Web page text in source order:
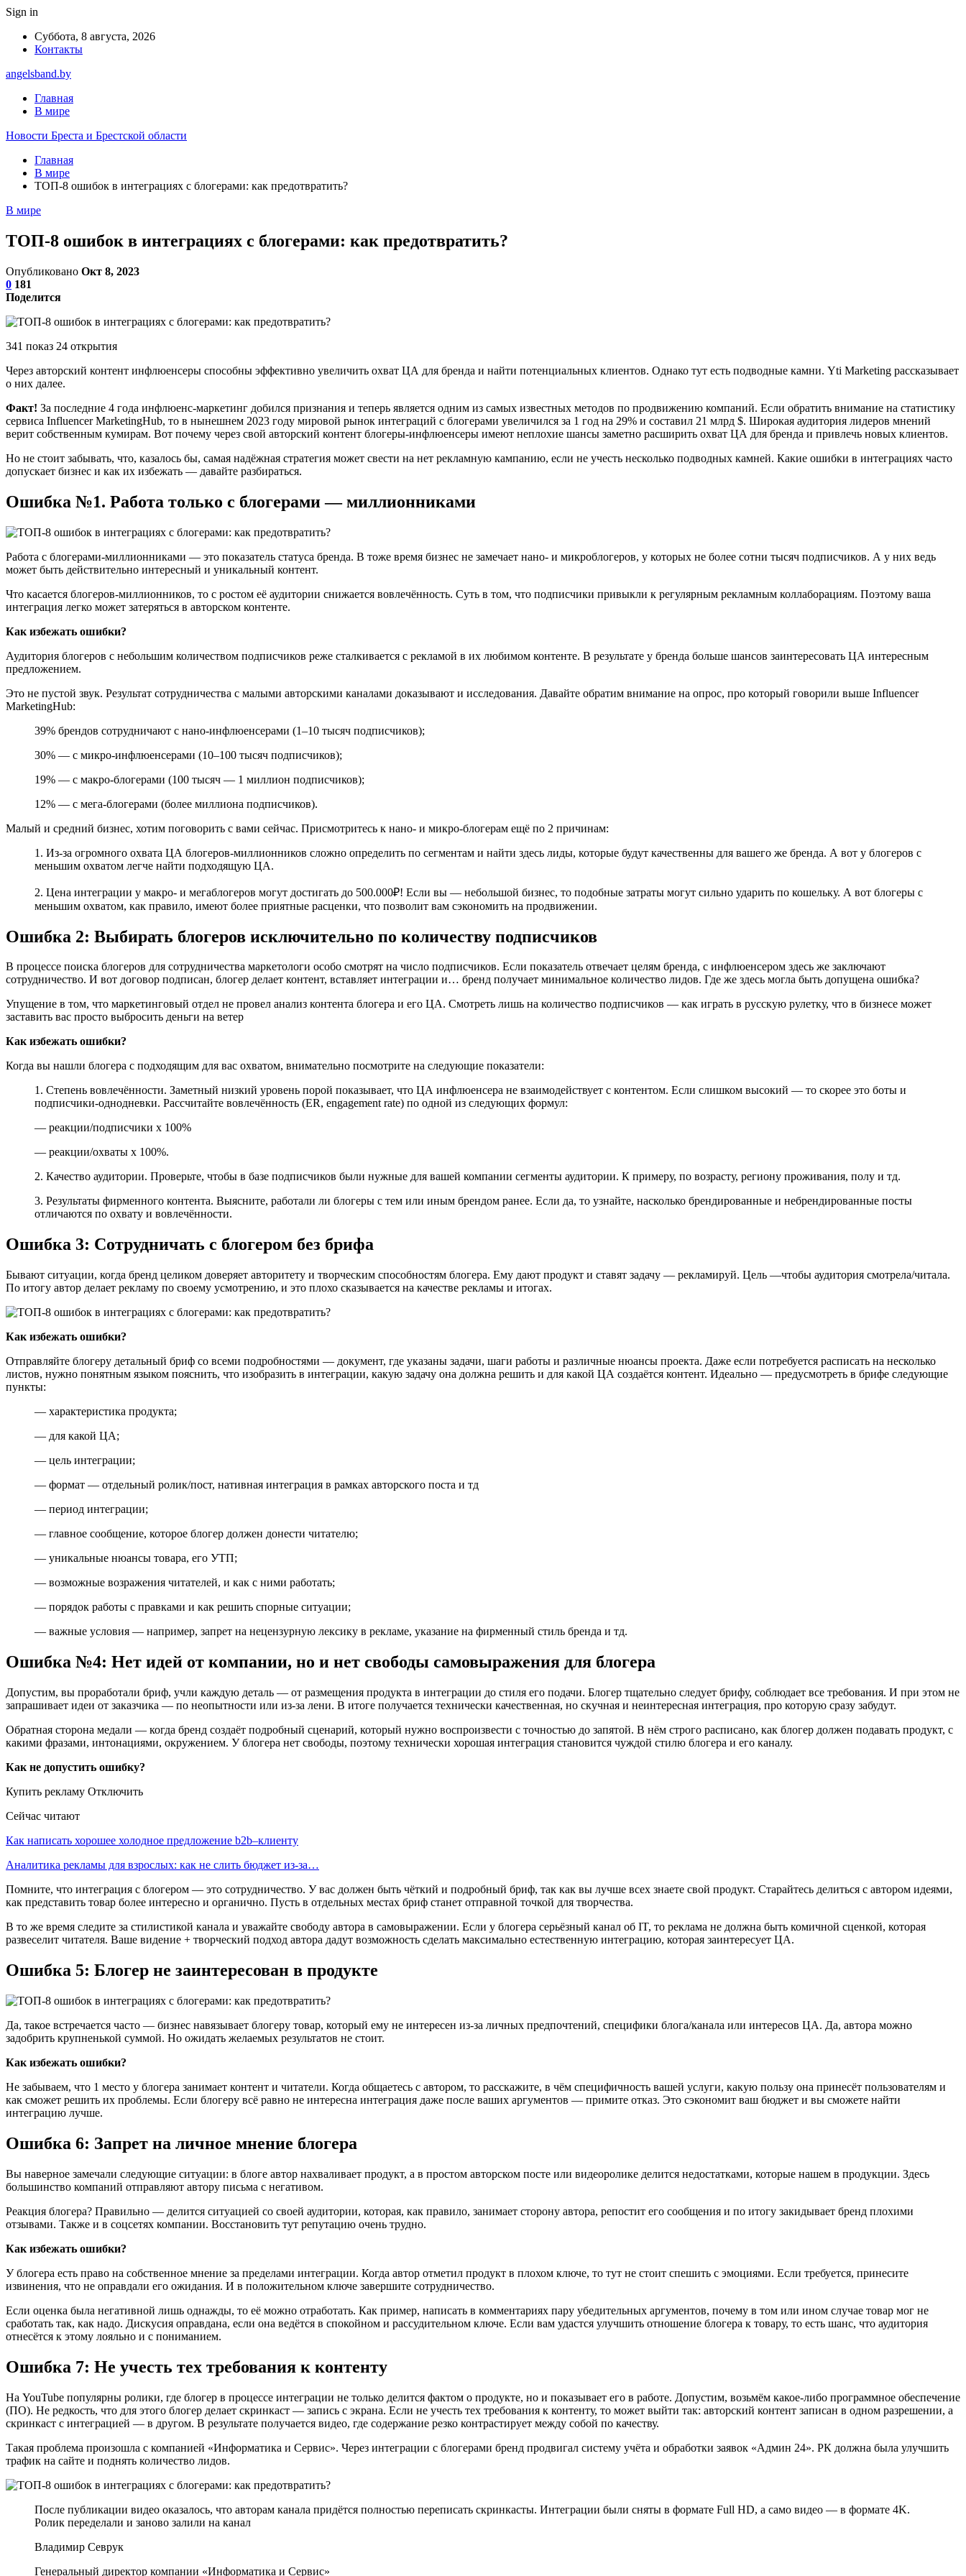
Sign in
Суббота, 8 августа, 2026
Контакты
angelsband.by
Главная
В мире
Новости Бреста и Брестской области
Главная
В мире
ТОП-8 ошибок в интеграциях с блогерами: как предотвратить?
В мире
ТОП-8 ошибок в интеграциях с блогерами: как предотвратить?
Опубликовано Окт 8, 2023
0 181
Поделится
341 показ 24 открытия
Через авторский контент инфлюенсеры способны эффективно увеличить охват ЦА для бренда и найти потенциальных клиентов. Однако тут есть подводные камни. Yti Marketing рассказывает
о них далее.
Факт! За последние 4 года инфлюенс-маркетинг добился признания и теперь является одним из самых известных методов по продвижению компаний. Если обратить внимание на статистику
сервиса Influencer MarketingHub, то в нынешнем 2023 году мировой рынок интеграций с блогерами увеличился за 1 год на 29% и составил 21 млрд $. Широкая аудитория лидеров мнений
верит собственным кумирам. Вот почему через свой авторский контент блогеры-инфлюенсеры имеют неплохие шансы заметно расширить охват ЦА для бренда и привлечь новых клиентов.
Но не стоит забывать, что, казалось бы, самая надёжная стратегия может свести на нет рекламную кампанию, если не учесть несколько подводных камней. Какие ошибки в интеграциях часто
допускает бизнес и как их избежать — давайте разбираться.
Ошибка №1. Работа только с блогерами — миллионниками
Работа с блогерами-миллионниками — это показатель статуса бренда. В тоже время бизнес не замечает нано- и микроблогеров, у которых не более сотни тысяч подписчиков. А у них ведь
может быть действительно интересный и уникальный контент.
Что касается блогеров-миллионников, то с ростом её аудитории снижается вовлечённость. Суть в том, что подписчики привыкли к регулярным рекламным коллаборациям. Поэтому ваша
интеграция легко может затеряться в авторском контенте.
Как избежать ошибки?
Аудитория блогеров с небольшим количеством подписчиков реже сталкивается с рекламой в их любимом контенте. В результате у бренда больше шансов заинтересовать ЦА интересным
предложением.
Это не пустой звук. Результат сотрудничества с малыми авторскими каналами доказывают и исследования. Давайте обратим внимание на опрос, про который говорили выше Influencer
MarketingHub:
39% брендов сотрудничают с нано-инфлюенсерами (1–10 тысяч подписчиков);
30% — с микро-инфлюенсерами (10–100 тысяч подписчиков);
19% — с макро-блогерами (100 тысяч — 1 миллион подписчиков);
12% — с мега-блогерами (более миллиона подписчиков).
Малый и средний бизнес, хотим поговорить с вами сейчас. Присмотритесь к нано- и микро-блогерам ещё по 2 причинам:
1. Из-за огромного охвата ЦА блогеров-миллионников сложно определить по сегментам и найти здесь лиды, которые будут качественны для вашего же бренда. А вот у блогеров с
меньшим охватом легче найти подходящую ЦА.
2. Цена интеграции у макро- и мегаблогеров могут достигать до 500.000₽! Если вы — небольшой бизнес, то подобные затраты могут сильно ударить по кошельку. А вот блогеры с
меньшим охватом, как правило, имеют более приятные расценки, что позволит вам сэкономить на продвижении.
Ошибка 2: Выбирать блогеров исключительно по количеству подписчиков
В процессе поиска блогеров для сотрудничества маркетологи особо смотрят на число подписчиков. Если показатель отвечает целям бренда, с инфлюенсером здесь же заключают
сотрудничество. И вот договор подписан, блогер делает контент, вставляет интеграции и… бренд получает минимальное количество лидов. Где же здесь могла быть допущена ошибка?
Упущение в том, что маркетинговый отдел не провел анализ контента блогера и его ЦА. Смотреть лишь на количество подписчиков — как играть в русскую рулетку, что в бизнесе может
заставить вас просто выбросить деньги на ветер
Как избежать ошибки?
Когда вы нашли блогера с подходящим для вас охватом, внимательно посмотрите на следующие показатели:
1. Степень вовлечённости. Заметный низкий уровень порой показывает, что ЦА инфлюенсера не взаимодействует с контентом. Если слишком высокий — то скорее это боты и
подписчики-однодневки. Рассчитайте вовлечённость (ER, engagement rate) по одной из следующих формул:
— реакции/подписчики х 100%
— реакции/охваты х 100%.
2. Качество аудитории. Проверьте, чтобы в базе подписчиков были нужные для вашей компании сегменты аудитории. К примеру, по возрасту, региону проживания, полу и тд.
3. Результаты фирменного контента. Выясните, работали ли блогеры с тем или иным брендом ранее. Если да, то узнайте, насколько брендированные и небрендированные посты
отличаются по охвату и вовлечённости.
Ошибка 3: Сотрудничать с блогером без брифа
Бывают ситуации, когда бренд целиком доверяет авторитету и творческим способностям блогера. Ему дают продукт и ставят задачу — рекламируй. Цель —чтобы аудитория смотрела/читала.
По итогу автор делает рекламу по своему усмотрению, и это плохо сказывается на качестве рекламы и итогах.
Как избежать ошибки?
Отправляйте блогеру детальный бриф со всеми подробностями — документ, где указаны задачи, шаги работы и различные нюансы проекта. Даже если потребуется расписать на несколько
листов, нужно понятным языком пояснить, что изобразить в интеграции, какую задачу она должна решить и для какой ЦА создаётся контент. Идеально — предусмотреть в брифе следующие
пункты:
— характеристика продукта;
— для какой ЦА;
— цель интеграции;
— формат — отдельный ролик/пост, нативная интеграция в рамках авторского поста и тд
— период интеграции;
— главное сообщение, которое блогер должен донести читателю;
— уникальные нюансы товара, его УТП;
— возможные возражения читателей, и как с ними работать;
— порядок работы с правками и как решить спорные ситуации;
— важные условия — например, запрет на нецензурную лексику в рекламе, указание на фирменный стиль бренда и тд.
Ошибка №4: Нет идей от компании, но и нет свободы самовыражения для блогера
Допустим, вы проработали бриф, учли каждую деталь — от размещения продукта в интеграции до стиля его подачи. Блогер тщательно следует брифу, соблюдает все требования. И при этом не
запрашивает идеи от заказчика — по неопытности или из-за лени. В итоге получается технически качественная, но скучная и неинтересная интеграция, про которую сразу забудут.
Обратная сторона медали — когда бренд создаёт подробный сценарий, который нужно воспроизвести с точностью до запятой. В нём строго расписано, как блогер должен подавать продукт, с
какими фразами, интонациями, окружением. У блогера нет свободы, поэтому технически хорошая интеграция становится чуждой стилю блогера и его каналу.
Как не допустить ошибку?
Купить рекламу Отключить
Сейчас читают
Как написать хорошее холодное предложение b2b–клиенту
Аналитика рекламы для взрослых: как не слить бюджет из-за…
Помните, что интеграция с блогером — это сотрудничество. У вас должен быть чёткий и подробный бриф, так как вы лучше всех знаете свой продукт. Старайтесь делиться с автором идеями,
как представить товар более интересно и органично. Пусть в отдельных местах бриф станет отправной точкой для творчества.
В то же время следите за стилистикой канала и уважайте свободу автора в самовыражении. Если у блогера серьёзный канал об IT, то реклама не должна быть комичной сценкой, которая
развеселит читателя. Ваше видение + творческий подход автора дадут возможность сделать максимально естественную интеграцию, которая заинтересует ЦА.
Ошибка 5: Блогер не заинтересован в продукте
Да, такое встречается часто — бизнес навязывает блогеру товар, который ему не интересен из-за личных предпочтений, специфики блога/канала или интересов ЦА. Да, автора можно
задобрить крупненькой суммой. Но ожидать желаемых результатов не стоит.
Как избежать ошибки?
Не забываем, что 1 место у блогера занимает контент и читатели. Когда общаетесь с автором, то расскажите, в чём специфичность вашей услуги, какую пользу она принесёт пользователям и
как сможет решить их проблемы. Если блогеру всё равно не интересна интеграция даже после ваших аргументов — примите отказ. Это сэкономит ваш бюджет и вы сможете найти
интеграцию лучше.
Ошибка 6: Запрет на личное мнение блогера
Вы наверное замечали следующие ситуации: в блоге автор нахваливает продукт, а в простом авторском посте или видеоролике делится недостатками, которые нашем в продукции. Здесь
большинство компаний отправляют автору письма с негативом.
Реакция блогера? Правильно — делится ситуацией со своей аудитории, которая, как правило, занимает сторону автора, репостит его сообщения и по итогу закидывает бренд плохими
отзывами. Также и в соцсетях компании. Восстановить тут репутацию очень трудно.
Как избежать ошибки?
У блогера есть право на собственное мнение за пределами интеграции. Когда автор отметил продукт в плохом ключе, то тут не стоит спешить с эмоциями. Если требуется, принесите
извинения, что не оправдали его ожидания. И в положительном ключе завершите сотрудничество.
Если оценка была негативной лишь однажды, то её можно отработать. Как пример, написать в комментариях пару убедительных аргументов, почему в том или ином случае товар мог не
сработать так, как надо. Дискусия оправдана, если она ведётся в спокойном и рассудительном ключе. Если вам удастся улучшить отношение блогера к товару, то есть шанс, что аудитория
отнесётся к этому лояльно и с пониманием.
Ошибка 7: Не учесть тех требования к контенту
На YouTube популярны ролики, где блогер в процессе интеграции не только делится фактом о продукте, но и показывает его в работе. Допустим, возьмём какое-либо программное обеспечение
(ПО). Не редкость, что для этого блогер делает скринкаст — запись с экрана. Если не учесть тех требования к контенту, то может выйти так: авторский контент записан в одном разрешении, а
скринкаст с интеграцией — в другом. В результате получается видео, где содержание резко контрастирует между собой по качеству.
Такая проблема произошла с компанией «Информатика и Сервис». Через интеграции с блогерами бренд продвигал систему учёта и обработки заявок «Админ 24». РК должна была улучшить
трафик на сайте и поднять количество лидов.
После публикации видео оказалось, что авторам канала придётся полностью переписать скринкасты. Интеграции были сняты в формате Full HD, а само видео — в формате 4K.
Ролик переделали и заново залили на канал
Владимир Севрук
Генеральный директор компании «Информатика и Сервис»